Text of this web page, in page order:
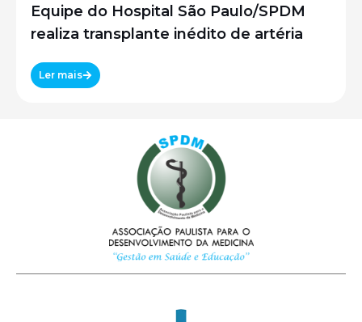
Equipe do Hospital São Paulo/SPDM
realiza transplante inédito de artéria
Ler mais